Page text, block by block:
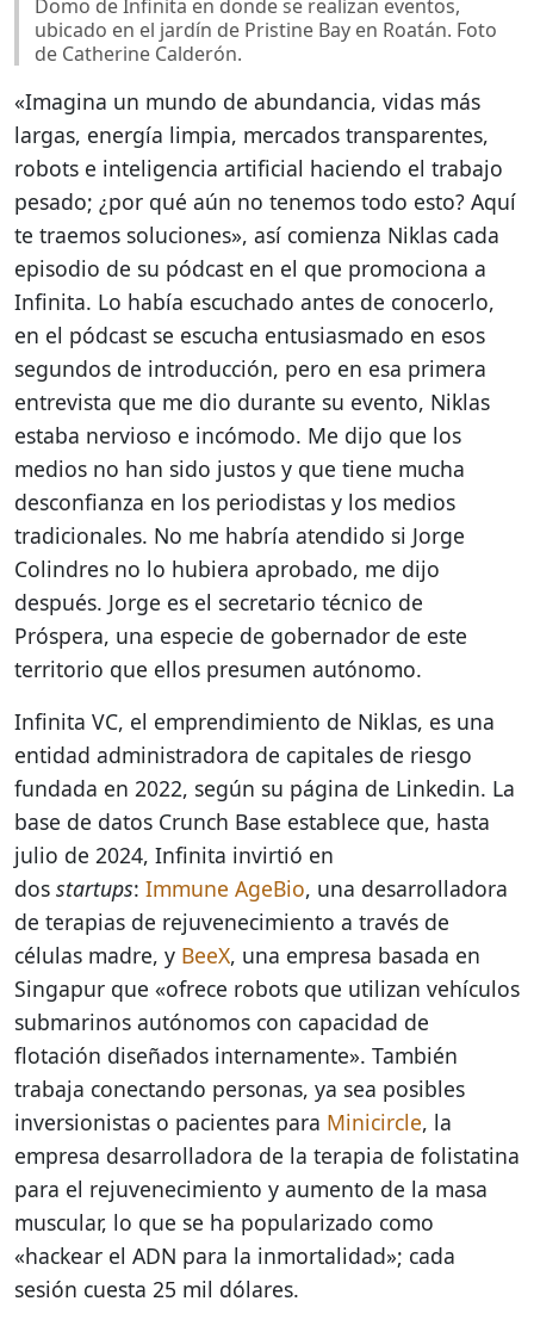
Domo de Infinita en donde se realizan eventos,
ubicado en el jardín de Pristine Bay en Roatán. Foto
de Catherine Calderón.
«Imagina un mundo de abundancia, vidas más
largas, energía limpia, mercados transparentes,
robots e inteligencia artificial haciendo el trabajo
pesado; ¿por qué aún no tenemos todo esto? Aquí
te traemos soluciones», así comienza Niklas cada
episodio de su pódcast en el que promociona a
Infinita. Lo había escuchado antes de conocerlo,
en el pódcast se escucha entusiasmado en esos
segundos de introducción, pero en esa primera
entrevista que me dio durante su evento, Niklas
estaba nervioso e incómodo. Me dijo que los
medios no han sido justos y que tiene mucha
desconfianza en los periodistas y los medios
tradicionales. No me habría atendido si Jorge
Colindres no lo hubiera aprobado, me dijo
después. Jorge es el secretario técnico de
Próspera, una especie de gobernador de este
territorio que ellos presumen autónomo.
Infinita VC, el emprendimiento de Niklas, es una
entidad administradora de capitales de riesgo
fundada en 2022, según su página de Linkedin. La
base de datos Crunch Base establece que, hasta
julio de 2024, Infinita invirtió en
dos startups: Immune AgeBio, una desarrolladora
de terapias de rejuvenecimiento a través de
células madre, y BeeX, una empresa basada en
Singapur que «ofrece robots que utilizan vehículos
submarinos autónomos con capacidad de
flotación diseñados internamente». También
trabaja conectando personas, ya sea posibles
inversionistas o pacientes para Minicircle, la
empresa desarrolladora de la terapia de folistatina
para el rejuvenecimiento y aumento de la masa
muscular, lo que se ha popularizado como
«hackear el ADN para la inmortalidad»; cada
sesión cuesta 25 mil dólares.